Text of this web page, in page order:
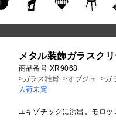
メタル装飾ガラスク
商品番号 XR9068
>ガラス雑貨 >オブジェ >ガ
入荷未定
エキゾチックに演出。モロッ